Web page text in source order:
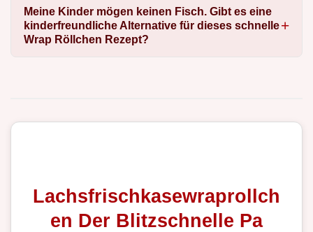
Meine Kinder mögen keinen Fisch. Gibt es eine
kinderfreundliche Alternative für dieses schnelle
Wrap Röllchen Rezept?
Lachsfrischkasewraprollch
en Der Blitzschnelle Pa